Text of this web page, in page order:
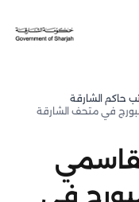
حاكم الشارقة
في متحف الشارقة
في